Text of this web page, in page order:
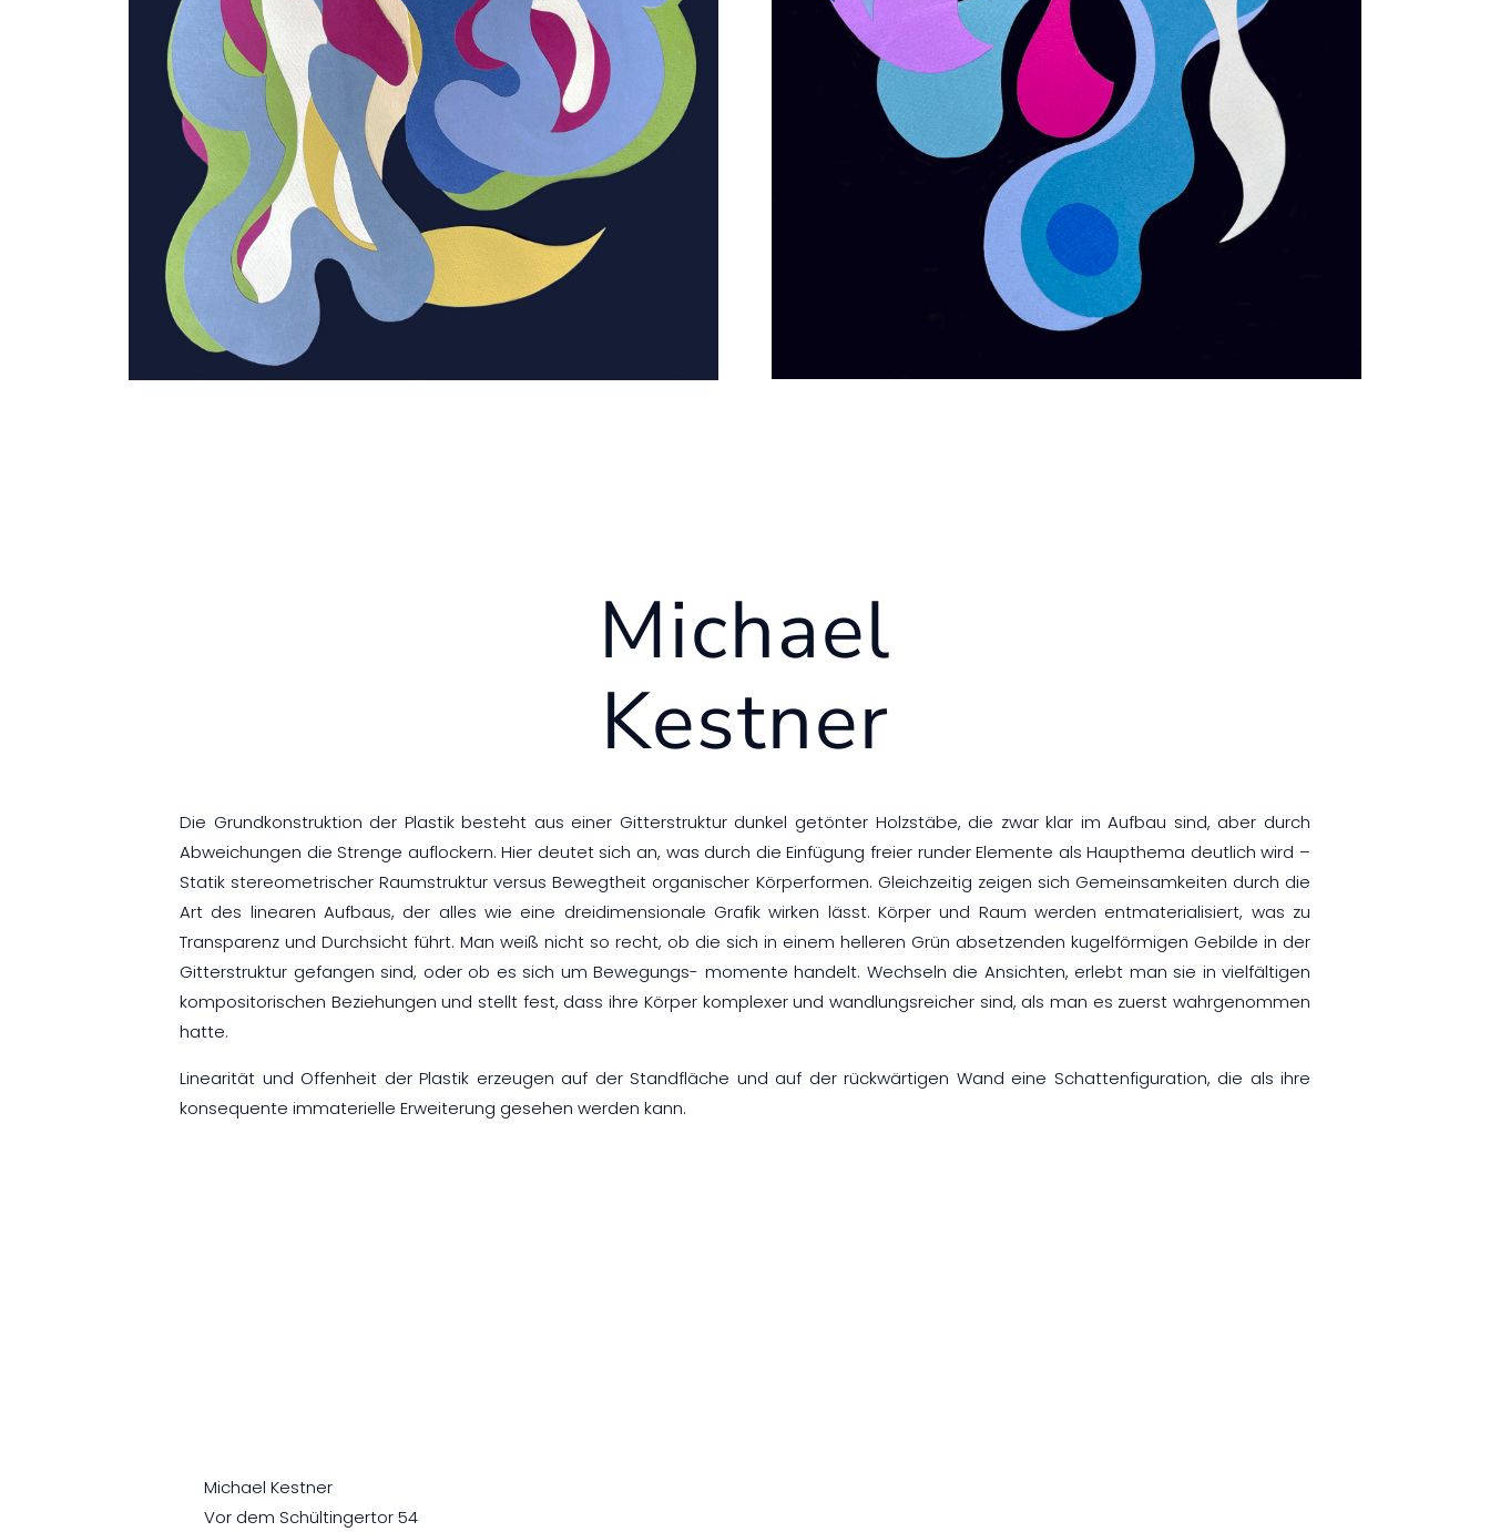
Michael
Kestner
Die Grundkonstruktion der Plastik besteht aus einer Gitterstruktur dunkel getönter Holzstäbe, die zwar klar im Aufbau sind, aber durch
Abweichungen die Strenge auflockern. Hier deutet sich an, was durch die Einfügung freier runder Elemente als Haupthema deutlich wird –
Statik stereometrischer Raumstruktur versus Bewegtheit organischer Körperformen. Gleichzeitig zeigen sich Gemeinsamkeiten durch die
Art des linearen Aufbaus, der alles wie eine dreidimensionale Grafik wirken lässt. Körper und Raum werden entmaterialisiert, was zu
Transparenz und Durchsicht führt. Man weiß nicht so recht, ob die sich in einem helleren Grün absetzenden kugelförmigen Gebilde in der
Gitterstruktur gefangen sind, oder ob es sich um Bewegungs- momente handelt. Wechseln die Ansichten, erlebt man sie in vielfältigen
kompositorischen Beziehungen und stellt fest, dass ihre Körper komplexer und wandlungsreicher sind, als man es zuerst wahrgenommen
hatte.
Linearität und Offenheit der Plastik erzeugen auf der Standfläche und auf der rückwärtigen Wand eine Schattenfiguration, die als ihre
konsequente immaterielle Erweiterung gesehen werden kann.
Michael Kestner
Vor dem Schültingertor 54